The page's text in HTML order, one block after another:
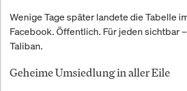
Wenige Tage später landete die Tabelle
Facebook. Öffentlich. Für jeden sichtbar
Taliban.
Geheime Umsiedlung in aller Eile